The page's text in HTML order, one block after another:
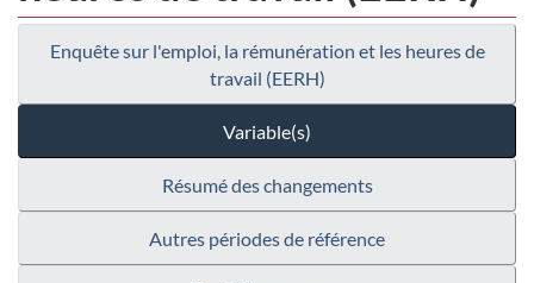
Enquête sur l'emploi, la rémunération et les heures de
travail (EERH)
Variable(s)
Résumé des changements
Autres périodes de référence